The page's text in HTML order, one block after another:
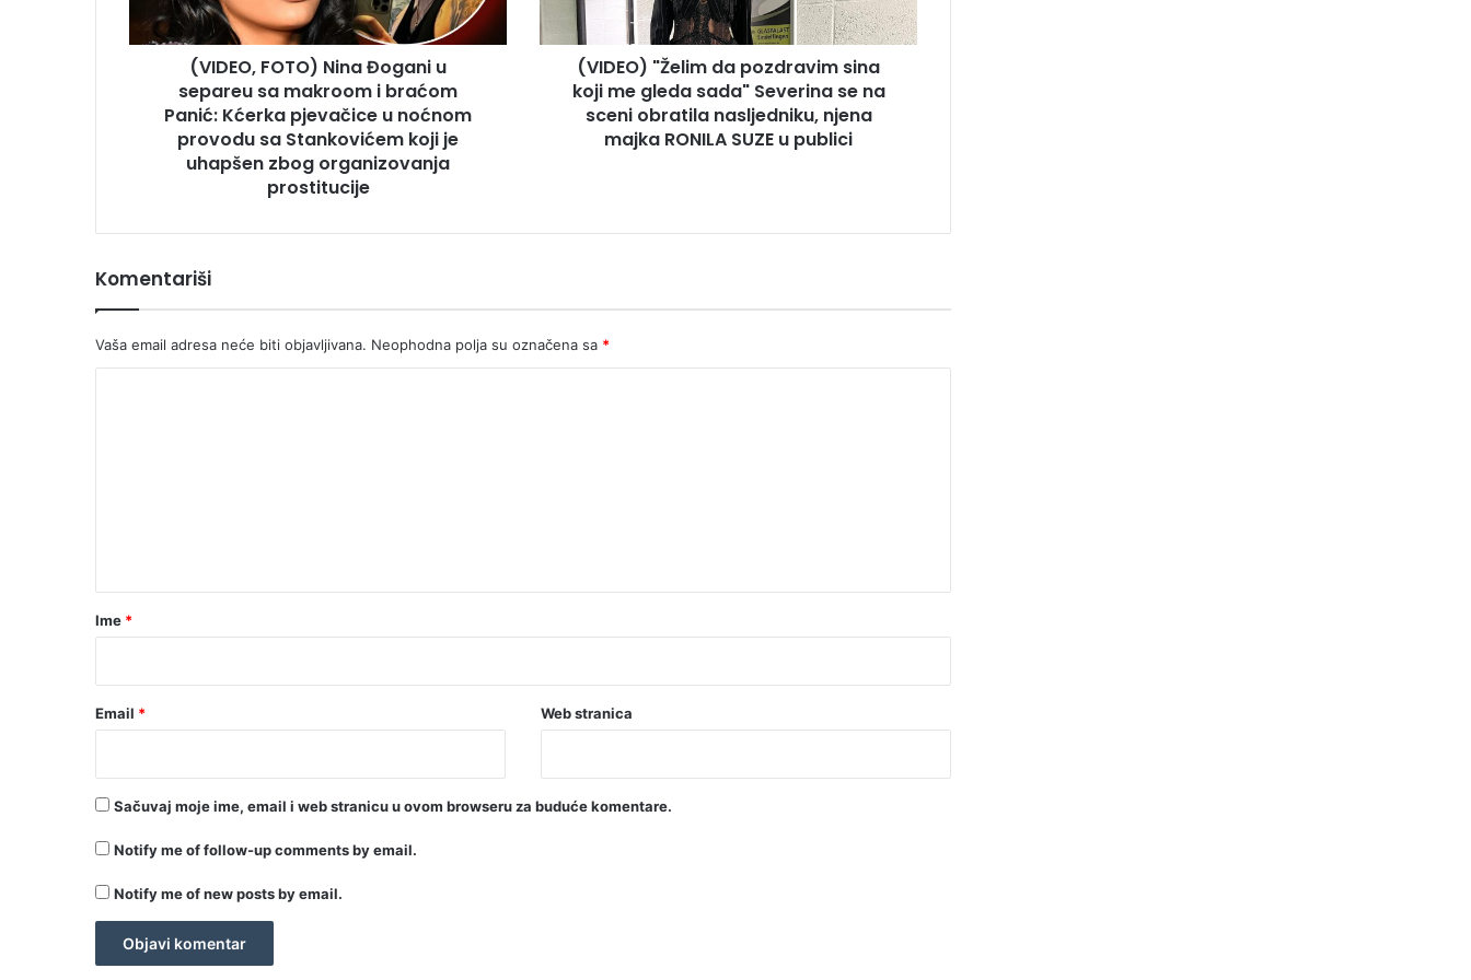
makroom
i
Kćerka
pjevačice
koji
zbog
(VIDEO, FOTO) Nina Đogani u
separeu sa makroom i braćom
Panić: Kćerka pjevačice u noćnom
provodu sa Stankovićem koji je
uhapšen zbog organizovanja
prostitucije
sada"
Severina(VIDEO) "Želim da pozdravim sina
koji me gleda sada" Severina se na
sceni obratila nasljedniku, njena
majka RONILA SUZE u publici
Komentariši
Vaša email adresa neće biti objavljivana. Neophodna polja su označena sa *
rIme *
Email * Web stranica
Sačuvaj moje ime, email i web stranicu u ovom browseru za buduće komentare.
Notify me of follow-up comments by email.
Notify me of new posts by email.